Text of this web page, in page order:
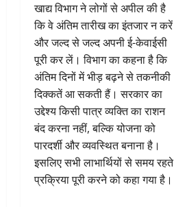
खाद्य विभाग ने लोगों से अपील की है
कि वे अंतिम तारीख का इंतजार न करें
और जल्द से जल्द अपनी ई-केवाईसी
पूरी कर लें। विभाग का कहना है कि
अंतिम दिनों में भीड़ बढ़ने से तकनीकी
दिक्कतें आ सकती हैं। सरकार का
उद्देश्य किसी पात्र व्यक्ति का राशन
बंद करना नहीं, बल्कि योजना को
पारदर्शी और व्यवस्थित बनाना है।
इसलिए सभी लाभार्थियों से समय रहते
प्रक्रिया पूरी करने को कहा गया है।